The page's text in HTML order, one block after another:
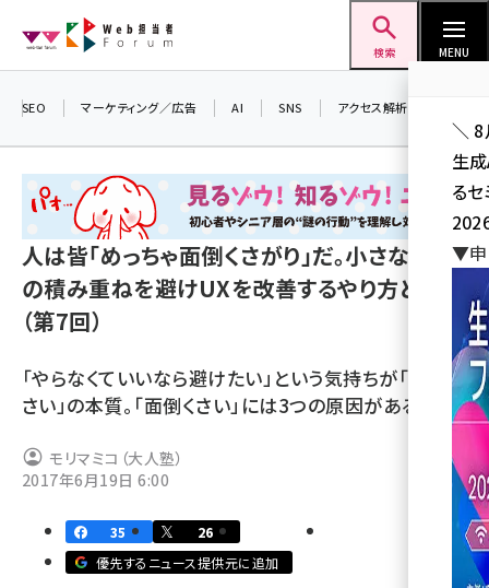
ン
検索 MENU
seo (3538)
ai (2820)
youtube (2444)
note (2322)
セミナー (2315)
z世代 (1629)
meo (1281)
llmo (1167)
SEO マーケティング／広告 AI SNS アクセス解析／データ分析
人は皆「めっちゃ面倒くさがり」だ。小さな面倒
の積み重ねを避けUXを改善するやり方とは
（第7回）
「やらなくていいなら避けたい」という気持ちが「面倒く
さい」の本質。「面倒くさい」には3つの原因がある
モリマミコ（大人塾）
2017年6月19日 6:00
35
26
優先するニュース提供元に追加
＼ 8
生
る
▼申